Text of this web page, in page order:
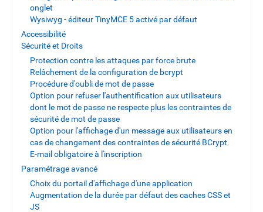
onglet
Wysiwyg - éditeur TinyMCE 5 activé par défaut
Accessibilité
Sécurité et Droits
Protection contre les attaques par force brute
Relâchement de la configuration de bcrypt
Procédure d'oubli de mot de passe
Option pour refuser l'authentification aux utilisateurs
dont le mot de passe ne respecte plus les contraintes de
sécurité de mot de passe
Option pour l'affichage d'un message aux utilisateurs en
cas de changement des contraintes de sécurité BCrypt
E-mail obligatoire à l'inscription
Paramétrage avancé
Choix du portail d'affichage d'une application
Augmentation de la durée par défaut des caches CSS et
JS